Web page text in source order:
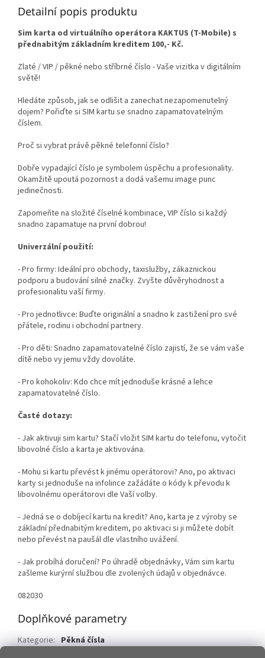
Detailní popis produktu
Sim karta od virtuálního operátora KAKTUS (T-Mobile) s
přednabitým základním kreditem 100,- Kč.
Zlaté / VIP / pěkné nebo stříbrné číslo - Vaše vizitka v digitálním
světě!
Hledáte způsob, jak se odlišit a zanechat nezapomenutelný
dojem? Pořiďte si SIM kartu se snadno zapamatovatelným
číslem.
Proč si vybrat právě pěkné telefonní číslo?
Dobře vypadající číslo je symbolem úspěchu a profesionality.
Okamžitě upoutá pozornost a dodá vašemu image punc
jedinečnosti.
Zapomeňte na složité číselné kombinace, VIP číslo si každý
snadno zapamatuje na první dobrou!
Univerzální použití:
- Pro firmy: Ideální pro obchody, taxislužby, zákaznickou
podporu a budování silné značky. Zvyšte důvěryhodnost a
profesionalitu vaší firmy.
- Pro jednotlivce: Buďte originální a snadno k zastižení pro své
přátele, rodinu i obchodní partnery.
- Pro děti: Snadno zapamatovatelné číslo zajistí, že se vám vaše
dítě nebo vy jemu vždy dovoláte.
- Pro kohokoliv: Kdo chce mít jednoduše krásné a lehce
zapamatovatelné číslo.
Časté dotazy:
- Jak aktivuji sim kartu? Stačí vložit SIM kartu do telefonu, vytočit
libovolné číslo a karta je aktivována.
- Mohu si kartu převést k jinému operátorovi? Ano, po aktivaci
karty si jednoduše na infolince zažádáte o kódy k převodu k
libovolnému operátorovi dle Vaší volby.
- Jedná se o dobíjecí kartu na kredit? Ano, karta je z výroby se
základní přednabitým kreditem, po aktivaci si ji můžete dobít
nebo převést na paušál dle vlastního uvážení.
- Jak probíhá doručení? Po úhradě objednávky, Vám sim kartu
zašleme kurýrní službou dle zvolených údajů v objednávce.
082030
Doplňkové parametry
Kategorie: Pěkná čísla